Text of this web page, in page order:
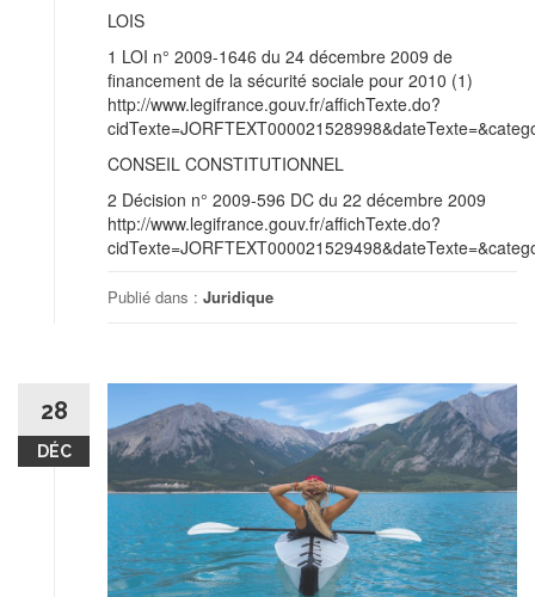
LOIS
1 LOI n° 2009-1646 du 24 décembre 2009 de
financement de la sécurité sociale pour 2010 (1)
http://www.legifrance.gouv.fr/affichTexte.do?
CONSEIL CONSTITUTIONNEL
2 Décision n° 2009-596 DC du 22 décembre 2009
http://www.legifrance.gouv.fr/affichTexte.do?
Publié dans : Juridique
28
DÉC